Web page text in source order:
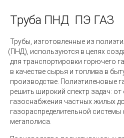
Труба ПНД ПЭ ГАЗ
Трубы, изготовленные из
(ПНД), используются в целях
для транспортировки горючего
в качестве сырья и топлива в
производстве. Полиэтиленовые
решить широкий спектр задач: от
газоснабжения частных жилых
газораспределительной
мегаполиса.